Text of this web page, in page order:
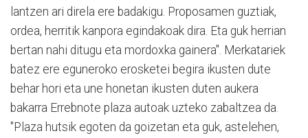
lantzen ari direla ere badakigu. Proposamen guztiak,
ordea, herritik kanpora egindakoak dira. Eta guk herrian
bertan nahi ditugu eta mordoxka gainera". Merkatariek
batez ere eguneroko erosketei begira ikusten dute
behar hori eta une honetan ikusten duten aukera
bakarra Errebnote plaza autoak uzteko zabaltzea da.
"Plaza hutsik egoten da goizetan eta guk, astelehen,